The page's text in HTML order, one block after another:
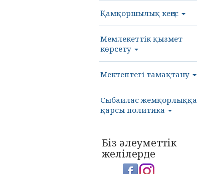
Қамқоршылық кеңес
Мемлекеттік қызмет
көрсету
Мектептегі тамақтану
Сыбайлас жемқорлыққа
қарсы политика
Біз әлеуметтік
желілерде